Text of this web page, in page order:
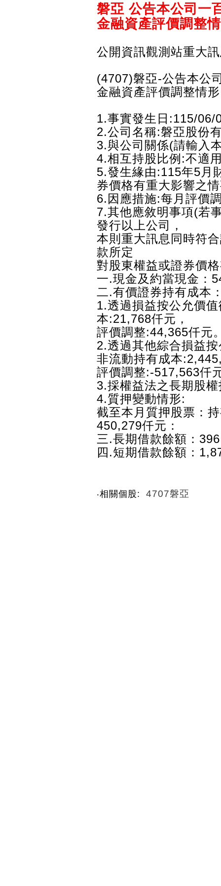
磐亞 公告本公司一
金融資產評價調整
公開資訊觀測站重大
(4707)磐亞-公告本公
金融資產評價調整情形
1.事實發生日:115/06/
2.公司名稱:磐亞股份
3.與公司關係(請輸入
4.相互持股比例:不適
5.發生緣由:115年5月
券價格有重大影響之
6.因應措施:每月評價
7.其他應敘明事項(若
發行以上公司，
本則重大訊息同時符
款所定
對股東權益或證券價
一.現金及約當現金：
二.有價證券持有成本
1.透過損益按公允價
本:21,768仟元，
評價調整:44,365仟元
2.透過其他綜合損益
非流動持有成本
評價調整:-517,563仟
3.採權益法之長期股
4.質押變動情形:
截至本月質押股票：
450,279仟元：
三.長期借款餘額：
四.短期借款餘額：
‧相關個股: 4707磐亞